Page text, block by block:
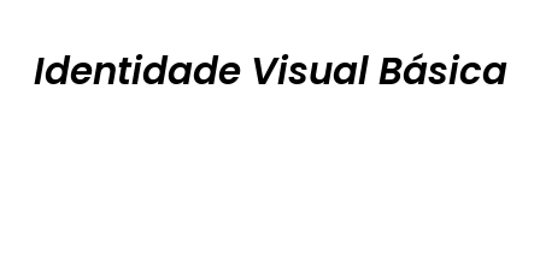
Identidade Visual Básica